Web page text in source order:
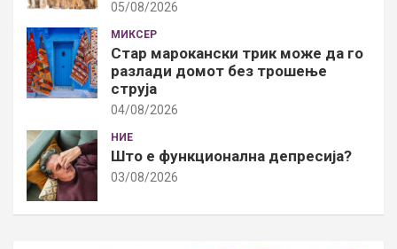
05/08/2026
МИКСЕР
Стар марокански трик може да го
разлади домот без трошење
струја
04/08/2026
НИЕ
Што е функционална депресија?
03/08/2026